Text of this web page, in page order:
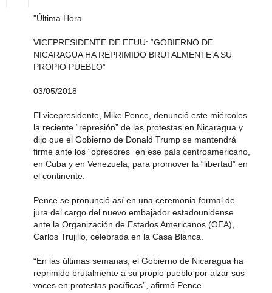
"Última Hora
VICEPRESIDENTE DE EEUU: “GOBIERNO DE
NICARAGUA HA REPRIMIDO BRUTALMENTE A SU
PROPIO PUEBLO”
03/05/2018
El vicepresidente, Mike Pence, denunció este miércoles
la reciente “represión” de las protestas en Nicaragua y
dijo que el Gobierno de Donald Trump se mantendrá
firme ante los “opresores” en ese país centroamericano,
en Cuba y en Venezuela, para promover la “libertad” en
el continente.
Pence se pronunció así en una ceremonia formal de
jura del cargo del nuevo embajador estadounidense
ante la Organización de Estados Americanos (OEA),
Carlos Trujillo, celebrada en la Casa Blanca.
“En las últimas semanas, el Gobierno de Nicaragua ha
reprimido brutalmente a su propio pueblo por alzar sus
voces en protestas pacíficas”, afirmó Pence.